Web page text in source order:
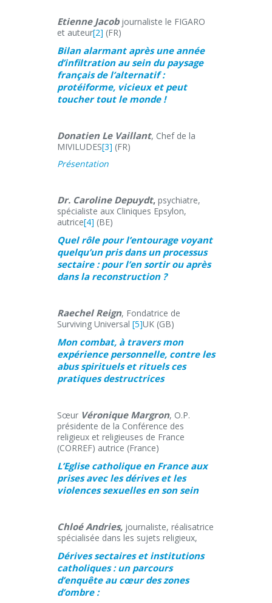
Etienne Jacobjournaliste le FIGARO
et auteur[2] (FR)
Bilan alarmant après une année
d’infiltration au sein du paysage
français de l’alternatif :
protéiforme, vicieux et peut
toucher tout le monde !
Donatien Le Vaillant, Chef de la
MIVILUDES[3] (FR)
Présentation
Dr. Caroline Depuydt, psychiatre,
spécialiste aux Cliniques Epsylon,
autrice[4] (BE)
Quel rôle pour l’entourage voyant
quelqu’un pris dans un processus
sectaire : pour l’en sortir ou après
dans la reconstruction?
Raechel Reign, Fondatrice de
Surviving Universal [5]UK (GB)
Mon combat, à travers mon
expérience personnelle, contre les
abus spirituels et rituels ces
pratiques destructrices
Sœur Véronique Margron, O.P.
présidente de la Conférence des
religieux et religieuses de France
(CORREF) autrice (France)
L’Eglise catholique en France aux
prises avec les dérives et les
violences sexuelles en son sein
Chloé Andries, journaliste, réalisatrice
spécialisée dans les sujets religieux,
Dérives sectaires et institutions
catholiques : un parcours
d’enquête au cœur des zones
d’ombre :